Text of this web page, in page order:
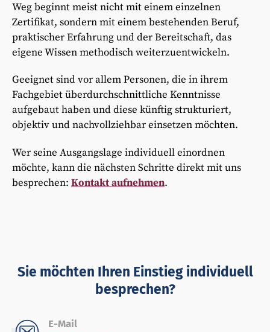
Weg beginnt meist nicht mit einem einzelnen
Zertifikat, sondern mit einem bestehenden Beruf,
praktischer Erfahrung und der Bereitschaft, das
eigene Wissen methodisch weiterzuentwickeln.
Geeignet sind vor allem Personen, die in ihrem
Fachgebiet überdurchschnittliche Kenntnisse
aufgebaut haben und diese künftig strukturiert,
objektiv und nachvollziehbar einsetzen möchten.
Wer seine Ausgangslage individuell einordnen
möchte, kann die nächsten Schritte direkt mit uns
besprechen: Kontakt aufnehmen.
Sie möchten Ihren Einstieg individuell
besprechen?
E-Mail